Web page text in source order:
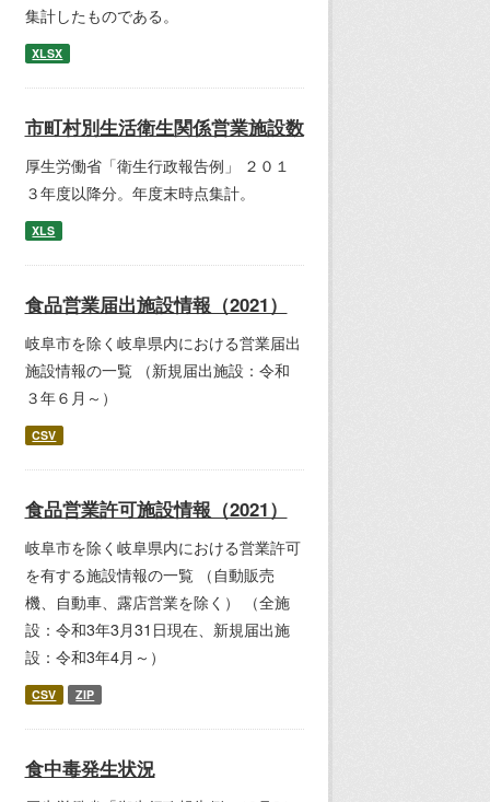
集計したものである。
XLSX
市町村別生活衛生関係営業施設数
厚生労働省「衛生行政報告例」 ２０１
３年度以降分。年度末時点集計。
XLS
食品営業届出施設情報（2021）
岐阜市を除く岐阜県内における営業届出
施設情報の一覧 （新規届出施設：令和
３年６月～）
CSV
食品営業許可施設情報（2021）
岐阜市を除く岐阜県内における営業許可
を有する施設情報の一覧 （自動販売
機、自動車、露店営業を除く） （全施
設：令和3年3月31日現在、新規届出施
設：令和3年4月～）
CSV ZIP
食中毒発生状況